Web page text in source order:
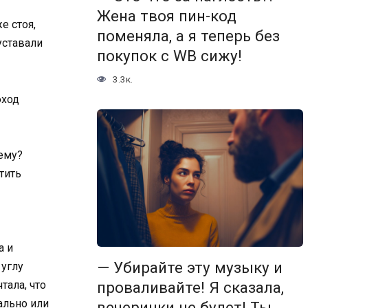
стоя,
и
что
или
Жена твоя пин-код
поменяла, а я теперь без
покупок с WB сижу!
3.3к.
— Убирайте эту музыку и
проваливайте! Я сказала,